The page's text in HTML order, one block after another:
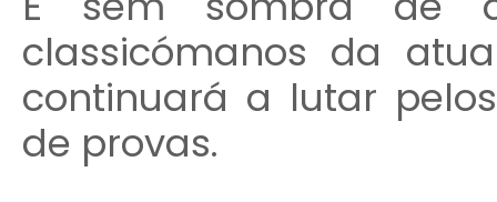
classicómanos da
continuará a lutar
de provas.